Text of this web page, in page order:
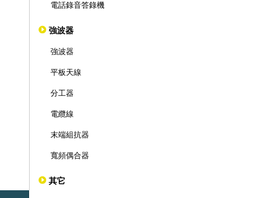
電話錄音答錄機
強波器
強波器
平板天線
分工器
電纜線
末端組抗器
寬頻偶合器
其它